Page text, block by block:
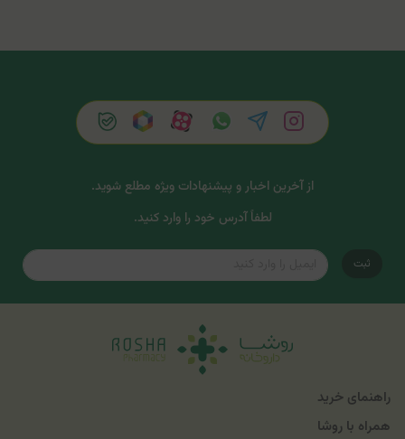
از آخرین اخبار و پیشنهادات ویژه مطلع شوید.
لطفاً آدرس خود را وارد کنید.
ثبت
راهنمای خرید
همراه با روشا